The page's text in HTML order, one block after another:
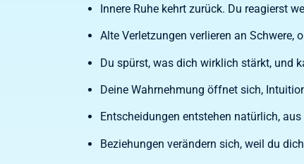
Innere Ruhe kehrt zurück. Du reagierst
Alte Verletzungen verlieren an Schwere,
Du spürst, was dich wirklich stärkt, und
Deine Wahrnehmung öffnet sich,
Entscheidungen entstehen natürlich,
Beziehungen verändern sich, weil du